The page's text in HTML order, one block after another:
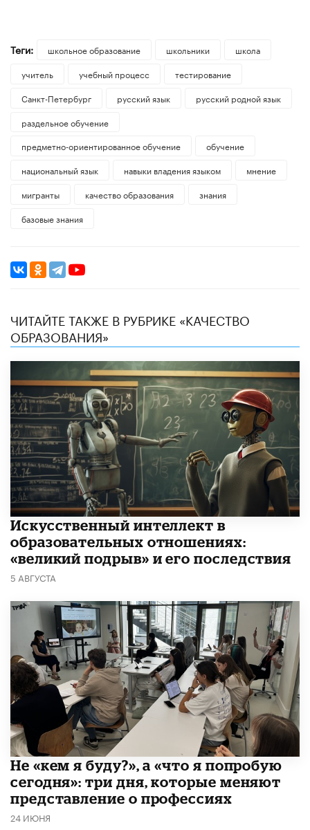
Теги: школьное образование школьники
школа
учитель
учебный процесс
тестирование
Санкт-Петербург
русский язык
русский родной язык
раздельное обучение
предметно-ориентированное обучение
обучение
национальный язык
навыки владения языком
мнение
мигранты
качество образования
знания
базовые знания
ЧИТАЙТЕ ТАКЖЕ В РУБРИКЕ «КАЧЕСТВО
ОБРАЗОВАНИЯ»
​Искусственный интеллект в
образовательных отношениях:
«великий подрыв» и его последствия
5 АВГУСТА
Не «кем я буду?», а «что я попробую
сегодня»: три дня, которые меняют
представление о профессиях
24 ИЮНЯ